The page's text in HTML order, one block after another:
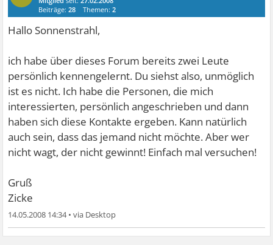
Beiträge:28 Themen:2
Hallo Sonnenstrahl,
ich habe über dieses Forum bereits zwei Leute
persönlich kennengelernt. Du siehst also, unmöglich
ist es nicht. Ich habe die Personen, die mich
interessierten, persönlich angeschrieben und dann
haben sich diese Kontakte ergeben. Kann natürlich
auch sein, dass das jemand nicht möchte. Aber wer
nicht wagt, der nicht gewinnt! Einfach mal versuchen!
Gruß
Zicke
14.05.2008 14:34•